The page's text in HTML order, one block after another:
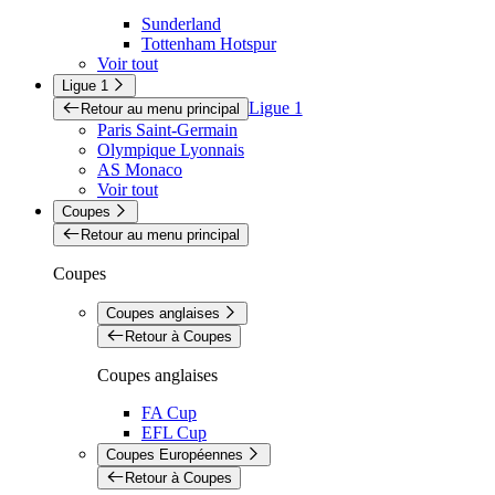
Sunderland
Tottenham Hotspur
Voir tout
Ligue 1
Retour au menu principal Ligue 1
Paris Saint-Germain
Olympique Lyonnais
AS Monaco
Voir tout
Coupes
Retour au menu principal
Coupes
Coupes anglaises
Retour à Coupes
Coupes anglaises
FA Cup
EFL Cup
Coupes Européennes
Retour à Coupes